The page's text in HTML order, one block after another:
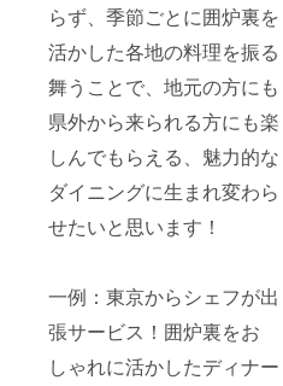
らず、季節ごとに囲炉裏を
活かした各地の料理を振る
舞うことで、地元の方にも
県外から来られる方にも楽
しんでもらえる、魅力的な
ダイニングに生まれ変わら
せたいと思います！
一例：東京からシェフが出
張サービス！囲炉裏をお
しゃれに活かしたディナー